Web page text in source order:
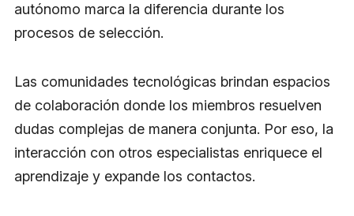
autónomo marca la diferencia durante los
procesos de selección.
Las comunidades tecnológicas brindan espacios
de colaboración donde los miembros resuelven
dudas complejas de manera conjunta. Por eso, la
interacción con otros especialistas enriquece el
aprendizaje y expande los contactos.